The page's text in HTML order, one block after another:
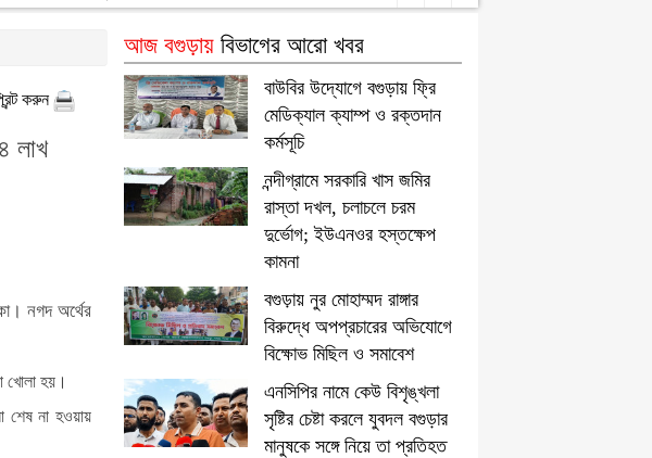
করুন
লাখ
নগদ অর্থের
খোলা হয়।
শেষ না হওয়ায়
আজ বগুড়ায়বিভাগের আরো খবর
বাউবির উদ্যোগে বগুড়ায় ফ্রি
মেডিক্যাল ক্যাম্প ও রক্তদান
কর্মসূচি
নন্দীগ্রামে সরকারি খাস জমির
রাস্তা দখল, চলাচলে চরম
দুর্ভোগ; ইউএনওর হস্তক্ষেপ
কামনা
বগুড়ায় নুর মোহাম্মদ রাঙ্গার
বিরুদ্ধে অপপ্রচারের অভিযোগে
বিক্ষোভ মিছিল ও সমাবেশ
এনসিপির নামে কেউ বিশৃঙ্খলা
সৃষ্টির চেষ্টা করলে যুবদল বগুড়ার
মানুষকে সঙ্গে নিয়ে তা প্রতিহত